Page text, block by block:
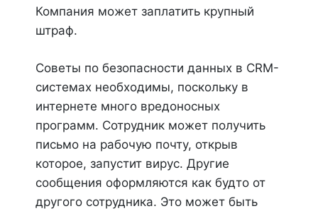
Компания может заплатить крупный
штраф.
Советы по безопасности данных в CRM-
системах необходимы, поскольку в
интернете много вредоносных
программ. Сотрудник может получить
письмо на рабочую почту, открыв
которое, запустит вирус. Другие
сообщения оформляются как будто от
другого сотрудника. Это может быть